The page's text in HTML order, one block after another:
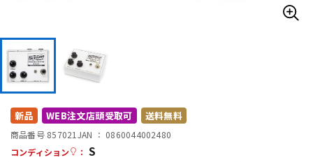
DJ機器
配信/ライブ機器
新品 WEB注文店頭受取可 送料無料
商品番号 857021 JAN ： 0860044002480
コンディション
： S